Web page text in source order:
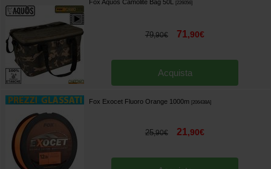
Fox Aquos Camolite Bag 50L 226056]
79,90€ 71,90€
Acquista
Fox Exocet Fluoro Orange 1000m 206438A]
25,90€ 21,90€